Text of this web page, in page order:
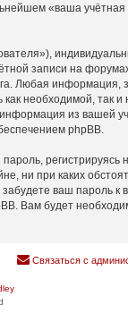
«ваша
записи на
Любая информация,
необходимой, так и
из вашей
phpBB.
регистрируясь
ни при каких
ваш пароль к
Вам будет
Связаться с